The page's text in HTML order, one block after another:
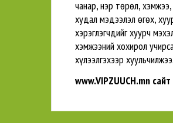
чанар, нэр төрөл,
худал мэдээлэл өгөх,
хэрэглэгчдийг хуурч
хэмжээний хохирол
хүлээлгэхээр
www.VIPZUUCH.mn сайт